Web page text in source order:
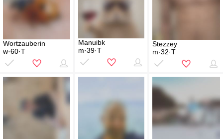
Wortzauberin
w·60·T
Manuibk
m·39·T
Stezzey
m·32·T